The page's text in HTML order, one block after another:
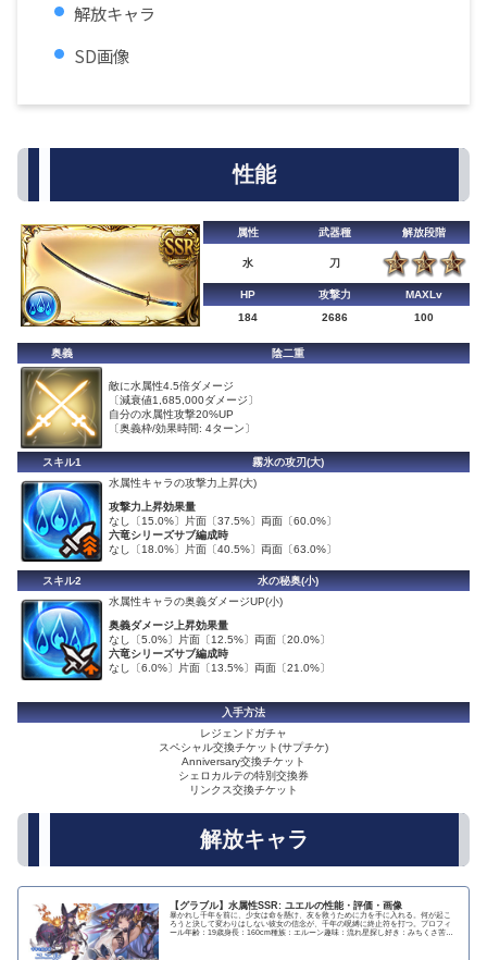
解放キャラ
SD画像
性能
属性 武器種 解放段階
水 刀
HP 攻撃力
MAXLv
184
2686 100
奥義 陰二重
敵に水属性4.5倍ダメージ
〔減衰値1,685,000ダメージ〕
自分の水属性攻撃20%UP
〔奥義枠/効果時間: 4ターン〕
スキル1
霧氷の攻刃(大)
水属性キャラの攻撃力上昇(大)
攻撃力上昇効果量
なし〔15.0%〕片面〔37.5%〕両面〔60.0%〕
六竜シリーズサブ編成時
なし〔18.0%〕片面〔40.5%〕両面〔63.0%〕
スキル2
水の秘奥(小)
水属性キャラの奥義ダメージUP(小)
奥義ダメージ上昇効果量
なし〔5.0%〕片面〔12.5%〕両面〔20.0%〕
六竜シリーズサブ編成時
なし〔6.0%〕片面〔13.5%〕両面〔21.0%〕
入手方法
レジェンドガチャ
スペシャル交換チケット(サプチケ)
Anniversary交換チケット
シェロカルテの特別交換券
リンクス交換チケット
解放キャラ
【グラブル】水属性SSR: ユエルの性能・評価・画像
暴かれし千年を前に、少女は命を懸け、友を救うために力を手に入れる。何が起こ
ろうと決して変わりはしない彼女の信念が、千年の呪縛に終止符を打つ。プロフィ
ール年齢：19歳身長：160cm種族：エルーン趣味：流れ星探し好き：みちくさ苦